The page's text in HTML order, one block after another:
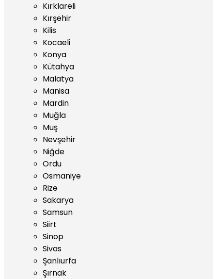
Kırklareli
Kırşehir
Kilis
Kocaeli
Konya
Kütahya
Malatya
Manisa
Mardin
Muğla
Muş
Nevşehir
Niğde
Ordu
Osmaniye
Rize
Sakarya
Samsun
Siirt
Sinop
Sivas
Şanlıurfa
Şırnak